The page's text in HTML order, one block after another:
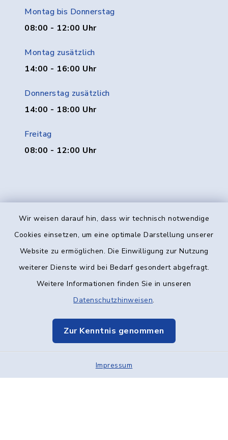
Wir weisen darauf hin, dass wir technisch notwendige
Cookies einsetzen, um eine optimale Darstellung unserer
Website zu ermöglichen. Die Einwilligung zur Nutzung
weiterer Dienste wird bei Bedarf gesondert abgefragt.
Weitere Informationen finden Sie in unseren
Datenschutzhinweisen.
Zur Kenntnis genommen
Impressum
Montag bis Donnerstag
08:00 - 12:00 Uhr
Montag zusätzlich
14:00 - 16:00 Uhr
Donnerstag zusätzlich
14:00 - 18:00 Uhr
Freitag
08:00 - 12:00 Uhr
Kontakt
Datenschutz
Elektronische Kommunikation
Sitemap